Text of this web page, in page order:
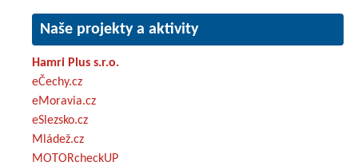
Naše projekty a aktivity
Hamri Plus s.r.o.
eČechy.cz
eMoravia.cz
eSlezsko.cz
Mládež.cz
MOTORcheckUP